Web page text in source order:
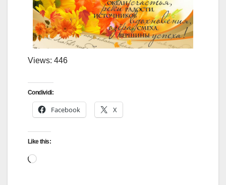
Views: 446
Condividi:
Facebook X
Like this: